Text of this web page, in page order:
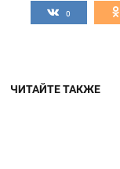
0
ЧИТАЙТЕ ТАКЖЕ